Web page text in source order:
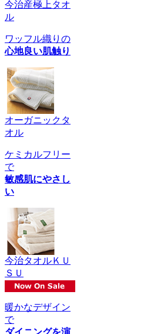
今治産極上タオ
ル
ワッフル織りの
心地良い肌触り
オーガニックタ
オル
ケミカルフリー
で
敏感肌にやさし
い
今治タオルＫＵ
ＳＵ
暖かなデザイン
で
ダイニングを演